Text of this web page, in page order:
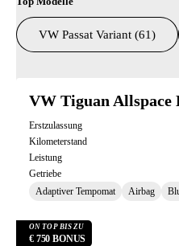
VW Passat Variant (61)
VW Tiguan Allspace
Erstzulassung
Kilometerstand
Leistung
Getriebe
Adaptiver Tempomat
Airbag
ON TOP BIS ZU
€ 750 BONUS